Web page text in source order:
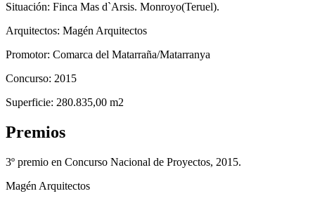
Situación: Finca Mas d`Arsis. Monroyo(Teruel).
Arquitectos: Magén Arquitectos
Promotor: Comarca del Matarraña/Matarranya
Concurso: 2015
Superficie: 280.835,00 m2
Premios
3º premio en Concurso Nacional de Proyectos, 2015.
Magén Arquitectos